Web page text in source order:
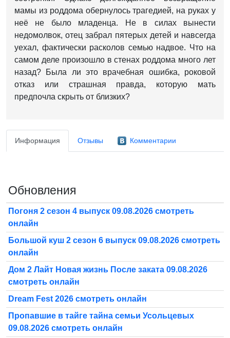
мамы из роддома обернулось трагедией, на руках у
неё не было младенца. Не в силах вынести
недомолвок, отец забрал пятерых детей и навсегда
уехал, фактически расколов семью надвое. Что на
самом деле произошло в стенах роддома много лет
назад? Была ли это врачебная ошибка, роковой
отказ или страшная правда, которую мать
предпочла скрыть от близких?
Информация Отзывы Комментарии
Обновления
Погоня 2 сезон 4 выпуск 09.08.2026 смотреть
онлайн
Большой куш 2 сезон 6 выпуск 09.08.2026 смотреть
онлайн
Дом 2 Лайт Новая жизнь После заката 09.08.2026
смотреть онлайн
Dream Fest 2026 смотреть онлайн
Пропавшие в тайге тайна семьи Усольцевых
09.08.2026 смотреть онлайн